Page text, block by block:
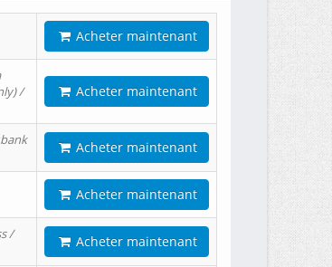
Acheter maintenant
/
Acheter maintenant
Acheter maintenant
Acheter maintenant
/
Acheter maintenant